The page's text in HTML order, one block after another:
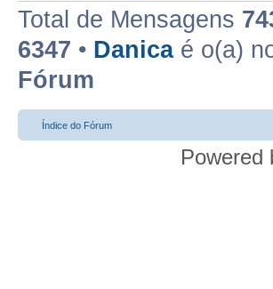
Total de Mensagens
6347 • Danicaé o(a)
Fórum
Índice do Fórum
Powered